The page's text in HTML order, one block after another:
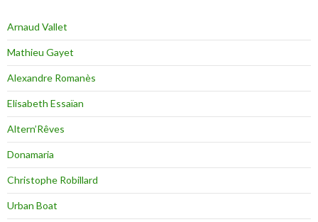
Arnaud Vallet
Mathieu Gayet
Alexandre Romanès
Elisabeth Essaïan
Altern’Rêves
Donamaria
Christophe Robillard
Urban Boat